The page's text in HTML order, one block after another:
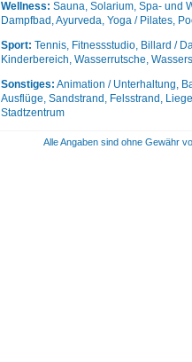
Wellness: Sauna, Solarium, Spa- und
Dampfbad, Ayurveda, Yoga / Pilates,
Sport: Tennis, Fitnessstudio, Billard /
Kinderbereich, Wasserrutsche,
Sonstiges: Animation / Unterhaltung,
Ausflüge, Sandstrand, Felsstrand,
Stadtzentrum
Alle Angaben sind ohne Gewähr